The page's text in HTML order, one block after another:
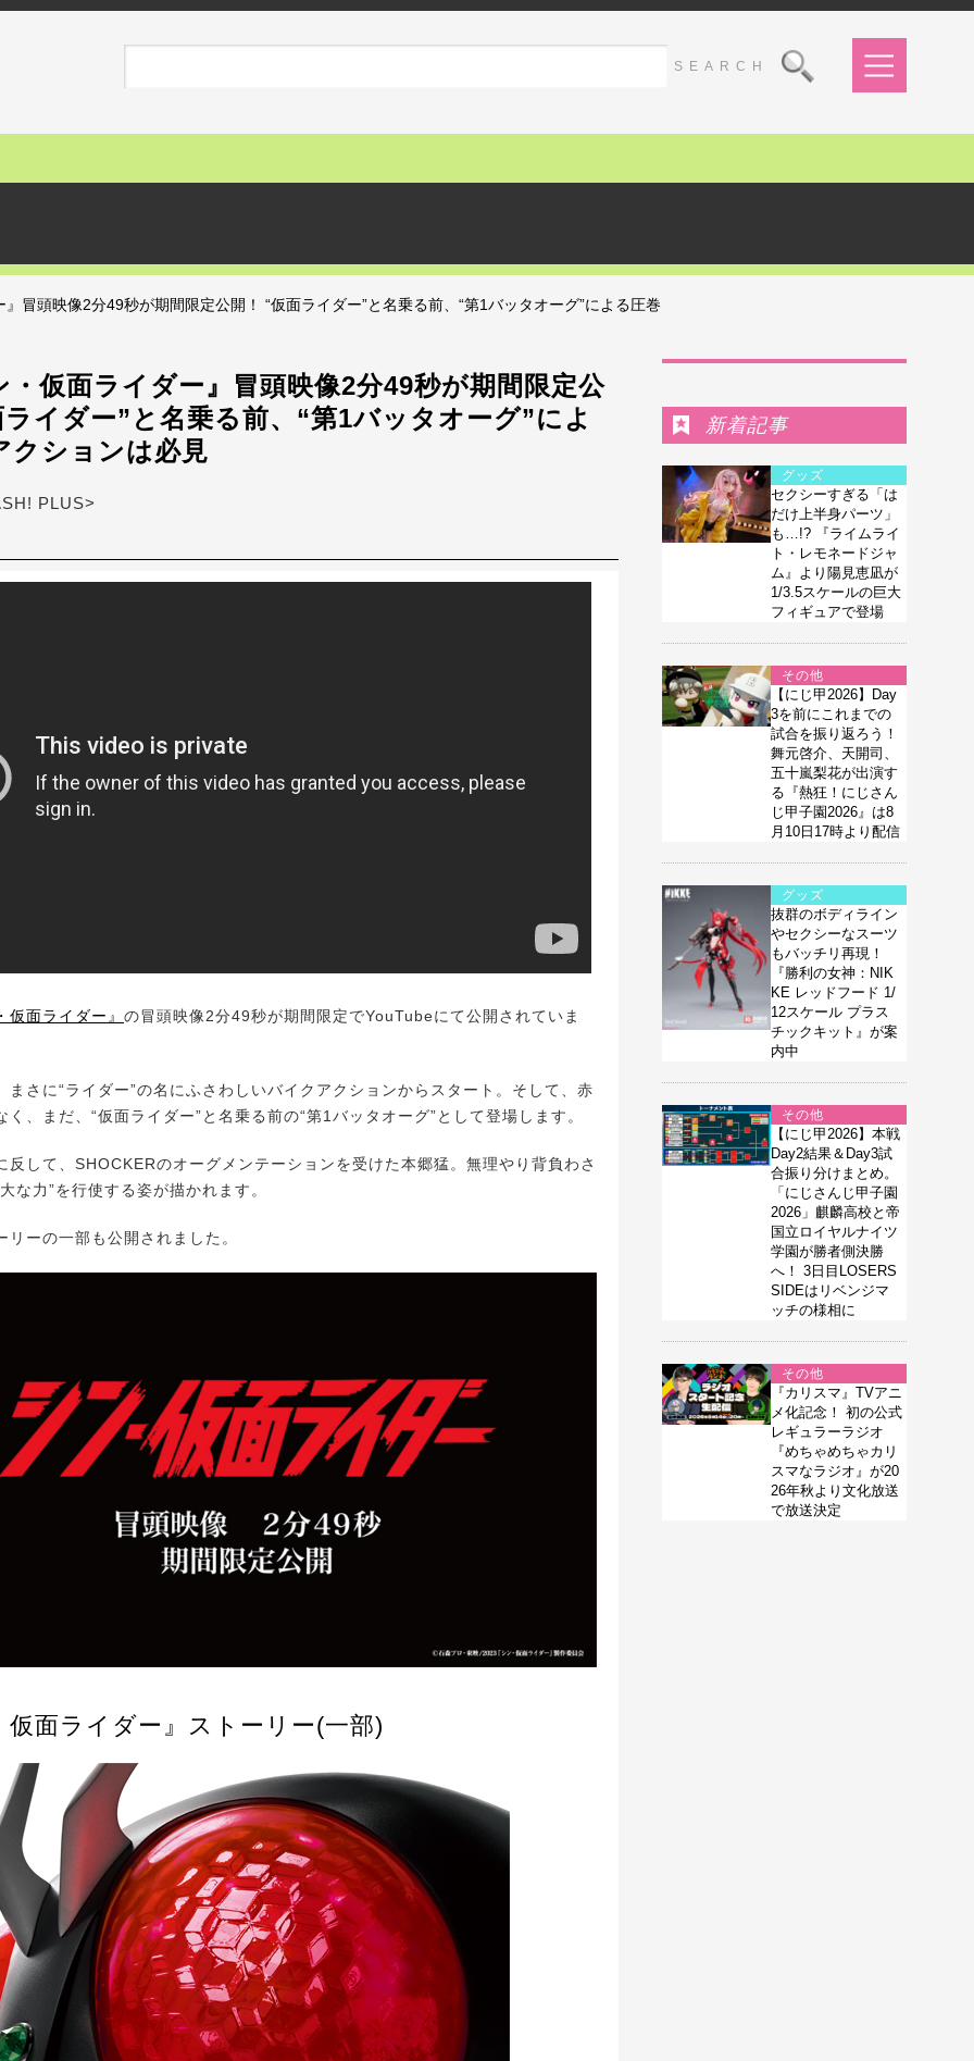
冒頭映像2分49秒が期間限定公開！ “仮面ライダー”と名乗る前、“第1バッタオーグ”による圧巻
・仮面ライダー』冒頭映像2分49秒が期間限定公
イダー”と名乗る前、“第1バッタオーグ”によ
クションは必見
PLUS>
仮面ライダー』 の冒頭映像2分49秒が期間限定でYouTubeにて公開されていま
さに“ライダー”の名にふさわしいバイクアクションからスタート。そして、赤
く、まだ、“仮面ライダー”と名乗る前の“第1バッタオーグ”として登場します。
して、SHOCKERのオーグメンテーションを受けた本郷猛。無理やり背負わさ
な力”を行使する姿が描かれます。
ーの一部も公開されました。
仮面ライダー』ストーリー(一部)
新着記事
グッズ
セクシーすぎる「は
だけ上半身パーツ」
も…!? 『ライムライ
ト・レモネードジャ
ム』より陽見恵凪が
1/3.5スケールの巨大
フィギュアで登場
その他
【にじ甲2026】Day
3を前にこれまでの
試合を振り返ろう！
舞元啓介、天開司、
五十嵐梨花が出演す
る『熱狂！にじさん
じ甲子園2026』は8
月10日17時より配信
グッズ
抜群のボディライン
やセクシーなスーツ
もバッチリ再現！
『勝利の女神：NIK
KE レッドフード 1/
12スケール プラス
チックキット』が案
内中
その他
【にじ甲2026】本戦
Day2結果＆Day3試
合振り分けまとめ。
「にじさんじ甲子園
2026」麒麟高校と帝
国立ロイヤルナイツ
学園が勝者側決勝
へ！ 3日目LOSERS
SIDEはリベンジマ
ッチの様相に
その他
『カリスマ』TVアニ
メ化記念！ 初の公式
レギュラーラジオ
『めちゃめちゃカリ
スマなラジオ』が20
26年秋より文化放送
で放送決定